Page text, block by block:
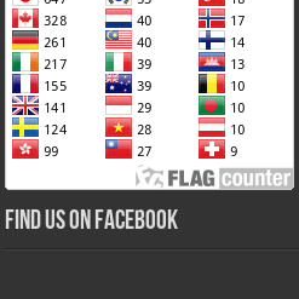
Find us on Facebook